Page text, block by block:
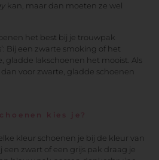
kan, maar dan moeten ze wel
het best bij je trouwpak
Bij een zwarte smoking of het
gladde lakschoenen het mooist. Als
voor zwarte, gladde schoenen
kies je?
kleur schoenen je bij de kleur van
een zwart of een grijs pak draag je